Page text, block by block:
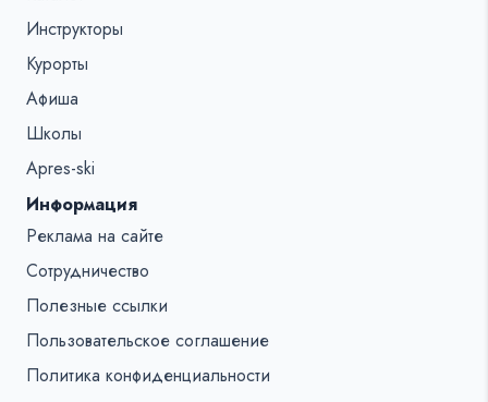
Инструкторы
Курорты
Афиша
Школы
Apres-ski
Информация
Реклама на сайте
Сотрудничество
Полезные ссылки
Пользовательское соглашение
Политика конфиденциальности